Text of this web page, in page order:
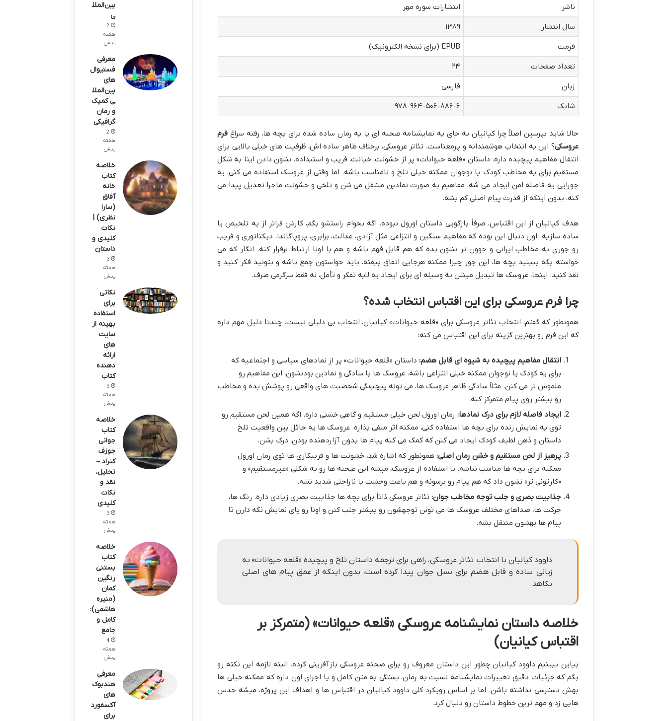
ناشر
انتشارات سوره مهر
سال انتشار
۱۳۸۹
فرمت
EPUB (برای نسخه الکترونیک)
تعداد صفحات
۲۴
زبان
فارسی
شابک
۹۷۸-۹۶۴-۵۰۶-۸۸۶-۶
حالا شاید بپرسین اصلاً چرا کیانیان به جای یه نمایشنامه صحنه ای یا یه رمان ساده شده برای بچه ها، رفته سراغ فرم
عروسکی؟ این یه انتخاب هوشمندانه و پرمعناست. تئاتر عروسکی، برخلاف ظاهر ساده اش، ظرفیت های خیلی بالایی برای
انتقال مفاهیم پیچیده داره. داستان «قلعه حیوانات» پر از خشونت، خیانت، فریب و استبداده. نشون دادن اینا به شکل
مستقیم برای یه مخاطب کودک یا نوجوان ممکنه خیلی تلخ و نامناسب باشه. اما وقتی از عروسک استفاده می کنی، یه
جورایی یه فاصله امن ایجاد می شه. مفاهیم به صورت نمادین منتقل می شن و تلخی و خشونت ماجرا تعدیل پیدا می
کنه، بدون اینکه از قدرت پیام اصلی کم بشه.
هدف کیانیان از این اقتباس، صرفاً بازگویی داستان اورول نبوده. اگه بخوام راستشو بگم، کارش فراتر از یه تلخیص یا
ساده سازیه. اون دنبال این بوده که مفاهیم سنگین و انتزاعی مثل آزادی، عدالت، برابری، پروپاگاندا، دیکتاتوری و فریب
رو جوری به مخاطب ایرانی و جوون تر نشون بده که هم قابل فهم باشه و هم با اونا ارتباط برقرار کنه. انگار که می
خواسته بگه ببینید بچه ها، این جور چیزا ممکنه هرجایی اتفاق بیفته، باید حواستون جمع باشه و بتونید فکر کنید و
نقد کنید. اینجا، عروسک ها تبدیل میشن به وسیله ای برای ایجاد یه لایه تفکر و تأمل، نه فقط سرگرمی صرف.
چرا فرم عروسکی برای این اقتباس انتخاب شده؟
همونطور که گفتم، انتخاب تئاتر عروسکی برای «قلعه حیوانات» کیانیان، انتخاب بی دلیلی نیست. چندتا دلیل مهم داره
که این فرم رو بهترین گزینه برای این اقتباس می کنه:
انتقال مفاهیم پیچیده به شیوه ای قابل هضم: داستان «قلعه حیوانات» پر از نمادهای سیاسی و اجتماعیه که
برای یه کودک یا نوجوان ممکنه خیلی انتزاعی باشه. عروسک ها با سادگی و نمادین بودنشون، این مفاهیم رو
ملموس تر می کنن. مثلاً سادگی ظاهر عروسک ها، می تونه پیچیدگی شخصیت های واقعی رو پوشش بده و مخاطب
رو بیشتر روی پیام متمرکز کنه.
ایجاد فاصله لازم برای درک نمادها: رمان اورول لحن خیلی مستقیم و گاهی خشنی داره. اگه همین لحن مستقیم رو
توی یه نمایش زنده برای بچه ها استفاده کنی، ممکنه اثر منفی بذاره. عروسک ها یه حائل بین واقعیت تلخ
داستان و ذهن لطیف کودک ایجاد می کنن که کمک می کنه پیام ها بدون آزاردهنده بودن، درک بشن.
پرهیز از لحن مستقیم و خشن رمان اصلی: همونطور که اشاره شد، خشونت ها و فریبکاری ها توی رمان اورول
ممکنه برای بچه ها مناسب نباشه. با استفاده از عروسک، میشه این صحنه ها رو به شکلی «غیرمستقیم» و
«کارتونی تر» نشون داد که هم پیام رو برسونه و هم باعث وحشت یا ناراحتی شدید نشه.
جذابیت بصری و جلب توجه مخاطب جوان: تئاتر عروسکی ذاتاً برای بچه ها جذابیت بصری زیادی داره. رنگ ها،
حرکت ها، صداهای مختلف عروسک ها می تونن توجهشون رو بیشتر جلب کنن و اونا رو پای نمایش نگه دارن تا
پیام ها بهشون منتقل بشه.
داوود کیانیان با انتخاب تئاتر عروسکی، راهی برای ترجمه داستان تلخ و پیچیده «قلعه حیوانات» به
زبانی ساده و قابل هضم برای نسل جوان پیدا کرده است، بدون اینکه از عمق پیام های اصلی
بکاهد.
خلاصه داستان نمایشنامه عروسکی «قلعه حیوانات» (متمرکز بر
اقتباس کیانیان)
بیاین ببینیم داوود کیانیان چطور این داستان معروف رو برای صحنه عروسکی بازآفرینی کرده. البته لازمه این نکته رو
بگم که جزئیات دقیق تغییرات نمایشنامه نسبت به رمان، بستگی به متن کامل و یا اجرای اون داره که ممکنه خیلی ها
بهش دسترسی نداشته باشن. اما بر اساس رویکرد کلی داوود کیانیان در اقتباس ها و اهداف این پروژه، میشه حدس
هایی زد و مهم ترین خطوط داستان رو دنبال کرد.
بین‌الملل
ی
2
هفته
پیش
معرفی
فستیوال‌
های
بین‌الملل
ی کمیک
و رمان
گرافیکی
2
هفته
پیش
خلاصه
کتاب
خانه
آفاق
(سارا
نظری) |
نکات
کلیدی و
داستان
3
هفته
پیش
نکاتی
برای
استفاده
بهینه از
سایت
های
ارائه
دهنده
کتاب
3
هفته
پیش
خلاصه
کتاب
جوانی
جوزف
کنراد –
تحلیل،
نقد و
نکات
کلیدی
3
هفته
پیش
خلاصه
کتاب
بستنی
رنگین
کمان
(منیره
هاشمی):
کامل و
جامع
4
هفته
پیش
معرفی
هندبوک‌
های
آکسفورد
برای